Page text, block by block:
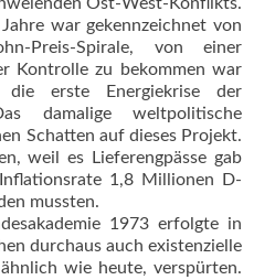
war gekennzeichnet von
Preis-Spirale, von einer
Kontrolle zu bekommen war
erste Energiekrise der
damalige weltpolitische
Schatten auf dieses Projekt.
weil es Lieferengpässe gab
1,8 Millionen D-
mussten.
1973 erfolgte in
durchaus auch existenzielle
wie heute, verspürten.